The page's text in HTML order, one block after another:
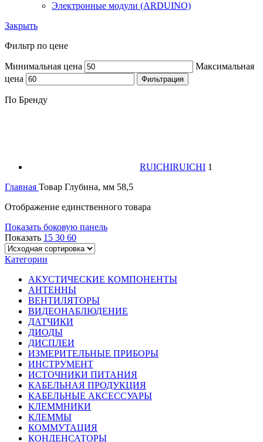
Электронные модули (ARDUINO)
Закрыть
Фильтр по цене
Минимальная цена
Максимальная
цена
Фильтрация
По Бренду
RUICHIRUICHI 1
Главная Товар Глубина, мм 58,5
Отображение единственного товара
Показать боковую панель
Показать 15 30 60
Категории
АКУСТИЧЕСКИЕ КОМПОНЕНТЫ
АНТЕННЫ
ВЕНТИЛЯТОРЫ
ВИДЕОНАБЛЮДЕНИЕ
ДАТЧИКИ
ДИОДЫ
ДИСПЛЕИ
ИЗМЕРИТЕЛЬНЫЕ ПРИБОРЫ
ИНСТРУМЕНТ
ИСТОЧНИКИ ПИТАНИЯ
КАБЕЛЬНАЯ ПРОДУКЦИЯ
КАБЕЛЬНЫЕ АКСЕССУАРЫ
КЛЕММНИКИ
КЛЕММЫ
КОММУТАЦИЯ
КОНДЕНСАТОРЫ